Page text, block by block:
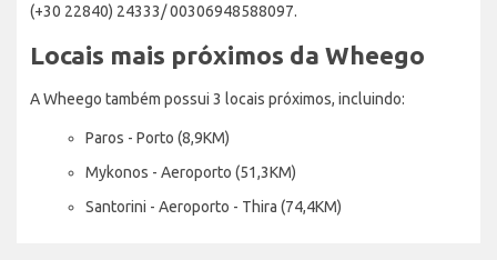
(+30 22840) 24333/ 00306948588097.
Locais mais próximos da Wheego
A Wheego também possui 3 locais próximos, incluindo:
Paros - Porto (8,9KM)
Mykonos - Aeroporto (51,3KM)
Santorini - Aeroporto - Thira (74,4KM)